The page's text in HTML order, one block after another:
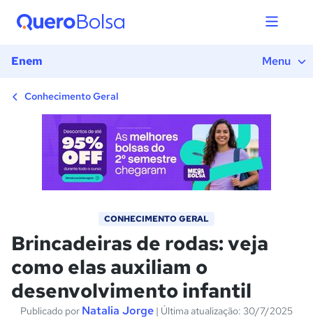
Enem Menu
Conhecimento Geral
CONHECIMENTO GERAL
Brincadeiras de rodas: veja
como elas auxiliam o
desenvolvimento infantil
Publicado por Natalia Jorge | Última atualização: 30/7/2025
1) Introdução
origem?
desenvolvimento infantil
coletiva na educação infantil
5) Como aplicar brincadeiras de roda em sala de
aula e em casa